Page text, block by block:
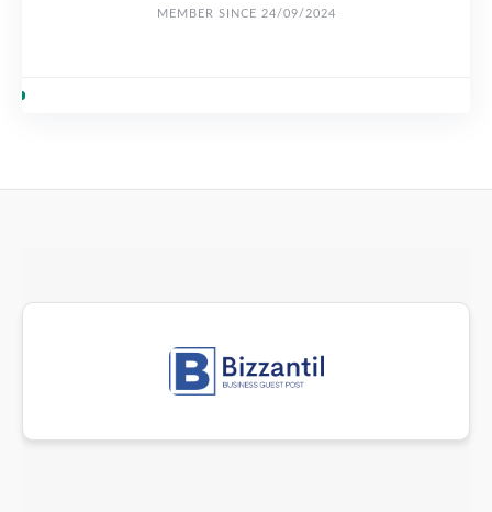
MEMBER SINCE 24/09/2024